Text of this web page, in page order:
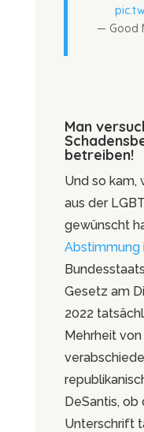
— Good
Man
betreiben!
Und so kam,
aus der
gewünscht
Abstimmung
Gesetz am
2022
Mehrheit
DeSantis, ob
Unterschrift